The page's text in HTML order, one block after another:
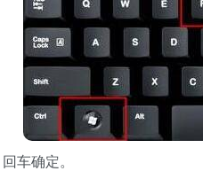
车确定。